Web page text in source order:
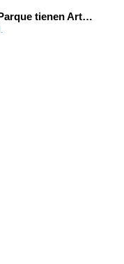
Episodio 5 "Los del Parque tienen Arte" CEIP Parque de Cataluña (Alcobendas)